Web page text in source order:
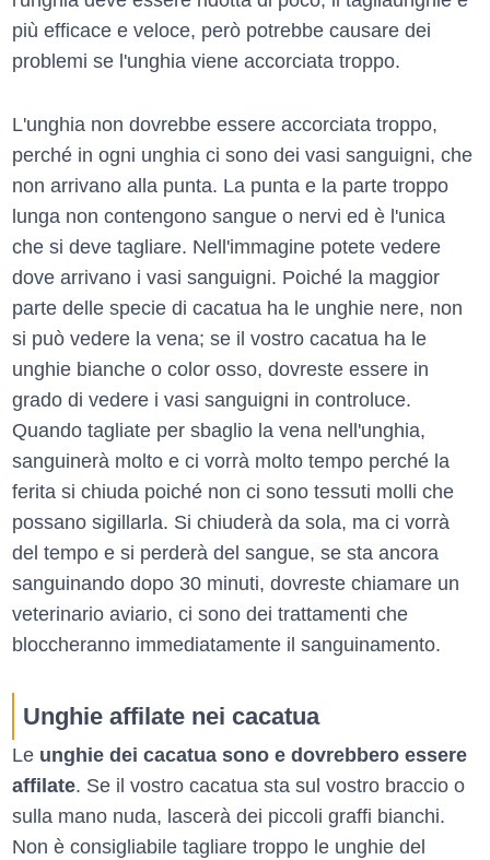
più efficace e veloce, però potrebbe causare dei
problemi se l'unghia viene accorciata troppo.
L'unghia non dovrebbe essere accorciata troppo,
perché in ogni unghia ci sono dei vasi sanguigni, che
non arrivano alla punta. La punta e la parte troppo
lunga non contengono sangue o nervi ed è l'unica
che si deve tagliare. Nell'immagine potete vedere
dove arrivano i vasi sanguigni. Poiché la maggior
parte delle specie di cacatua ha le unghie nere, non
si può vedere la vena; se il vostro cacatua ha le
unghie bianche o color osso, dovreste essere in
grado di vedere i vasi sanguigni in controluce.
Quando tagliate per sbaglio la vena nell'unghia,
sanguinerà molto e ci vorrà molto tempo perché la
ferita si chiuda poiché non ci sono tessuti molli che
possano sigillarla. Si chiuderà da sola, ma ci vorrà
del tempo e si perderà del sangue, se sta ancora
sanguinando dopo 30 minuti, dovreste chiamare un
veterinario aviario, ci sono dei trattamenti che
bloccheranno immediatamente il sanguinamento.
Unghie affilate nei cacatua
Le unghie dei cacatua sono e dovrebbero essere
affilate. Se il vostro cacatua sta sul vostro braccio o
sulla mano nuda, lascerà dei piccoli graffi bianchi.
Non è consigliabile tagliare troppo le unghie del